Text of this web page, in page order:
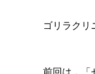
ゴリラクリ
前回は，「